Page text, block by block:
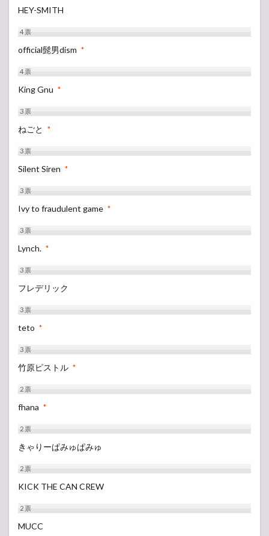
HEY-SMITH
4票
official髭男dism *
4票
King Gnu *
3票
ねごと *
3票
Silent Siren *
3票
Ivy to fraudulent game *
3票
Lynch. *
3票
フレデリック
3票
teto *
3票
竹原ピストル *
2票
fhana *
2票
きゃりーぱみゅぱみゅ
2票
KICK THE CAN CREW
2票
MUCC